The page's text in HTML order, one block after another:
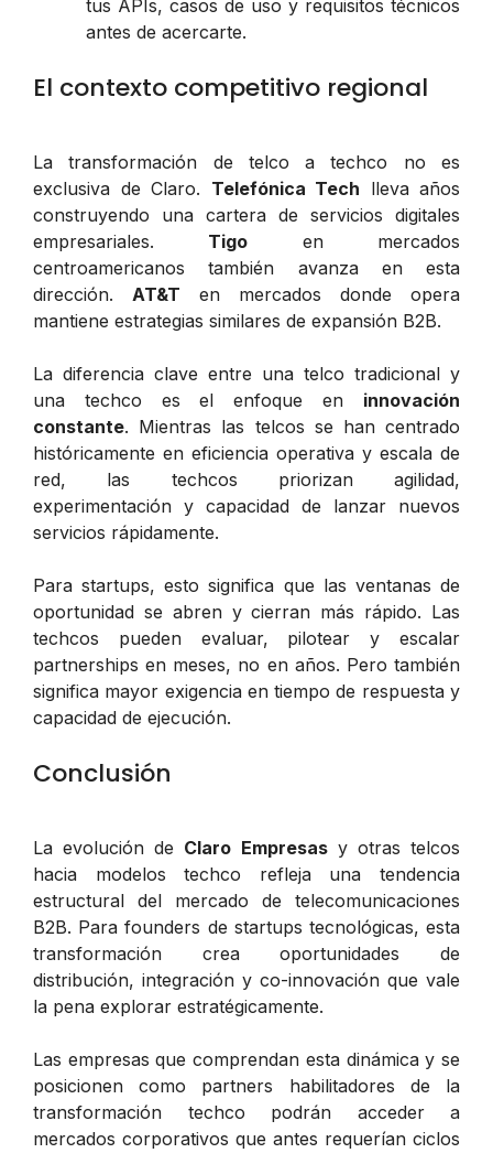
tus APIs, casos de uso y requisitos técnicos
antes de acercarte.
El contexto competitivo regional
La transformación de telco a techco no es
exclusiva de Claro. Telefónica Tech lleva años
construyendo una cartera de servicios digitales
empresariales. Tigo en mercados
centroamericanos también avanza en esta
dirección. AT&T en mercados donde opera
mantiene estrategias similares de expansión B2B.
La diferencia clave entre una telco tradicional y
una techco es el enfoque en innovación
constante. Mientras las telcos se han centrado
históricamente en eficiencia operativa y escala de
red, las techcos priorizan agilidad,
experimentación y capacidad de lanzar nuevos
servicios rápidamente.
Para startups, esto significa que las ventanas de
oportunidad se abren y cierran más rápido. Las
techcos pueden evaluar, pilotear y escalar
partnerships en meses, no en años. Pero también
significa mayor exigencia en tiempo de respuesta y
capacidad de ejecución.
Conclusión
La evolución de Claro Empresasy otras telcos
hacia modelos techco refleja una tendencia
estructural del mercado de telecomunicaciones
B2B. Para founders de startups tecnológicas, esta
transformación crea oportunidades de
distribución, integración y co-innovación que vale
la pena explorar estratégicamente.
Las empresas que comprendan esta dinámica y se
posicionen como partners habilitadores de la
transformación techco podrán acceder a
mercados corporativos que antes requerían ciclos